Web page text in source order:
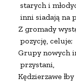
starych i
inni siadają na
Z gromady
pozycję, celuje;
Grupy nowych
przystani,
Kędzierzawe